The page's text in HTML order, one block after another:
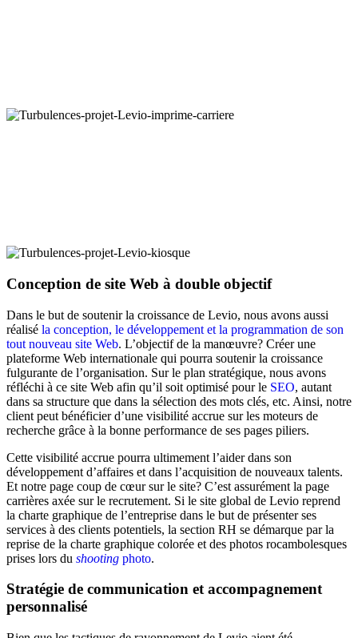
Conception de site Web à double objectif
Dans le but de soutenir la croissance de Levio, nous avons aussi
réalisé la conception, le développement et la programmation de son
tout nouveau site Web. L’objectif de la manœuvre? Créer une
plateforme Web internationale qui pourra soutenir la croissance
fulgurante de l’organisation. Sur le plan stratégique, nous avons
réfléchi à ce site Web afin qu’il soit optimisé pour le SEO, autant
dans sa structure que dans la sélection des mots clés, etc. Ainsi, notre
client peut bénéficier d’une visibilité accrue sur les moteurs de
recherche grâce à la bonne performance de ses pages piliers.
Cette visibilité accrue pourra ultimement l’aider dans son
développement d’affaires et dans l’acquisition de nouveaux talents.
Et notre page coup de cœur sur le site? C’est assurément la page
carrières axée sur le recrutement. Si le site global de Levio reprend
la charte graphique de l’entreprise dans le but de présenter ses
services à des clients potentiels, la section RH se démarque par la
reprise de la charte graphique colorée et des photos rocambolesques
prises lors du shooting photo.
Stratégie de communication et accompagnement
personnalisé